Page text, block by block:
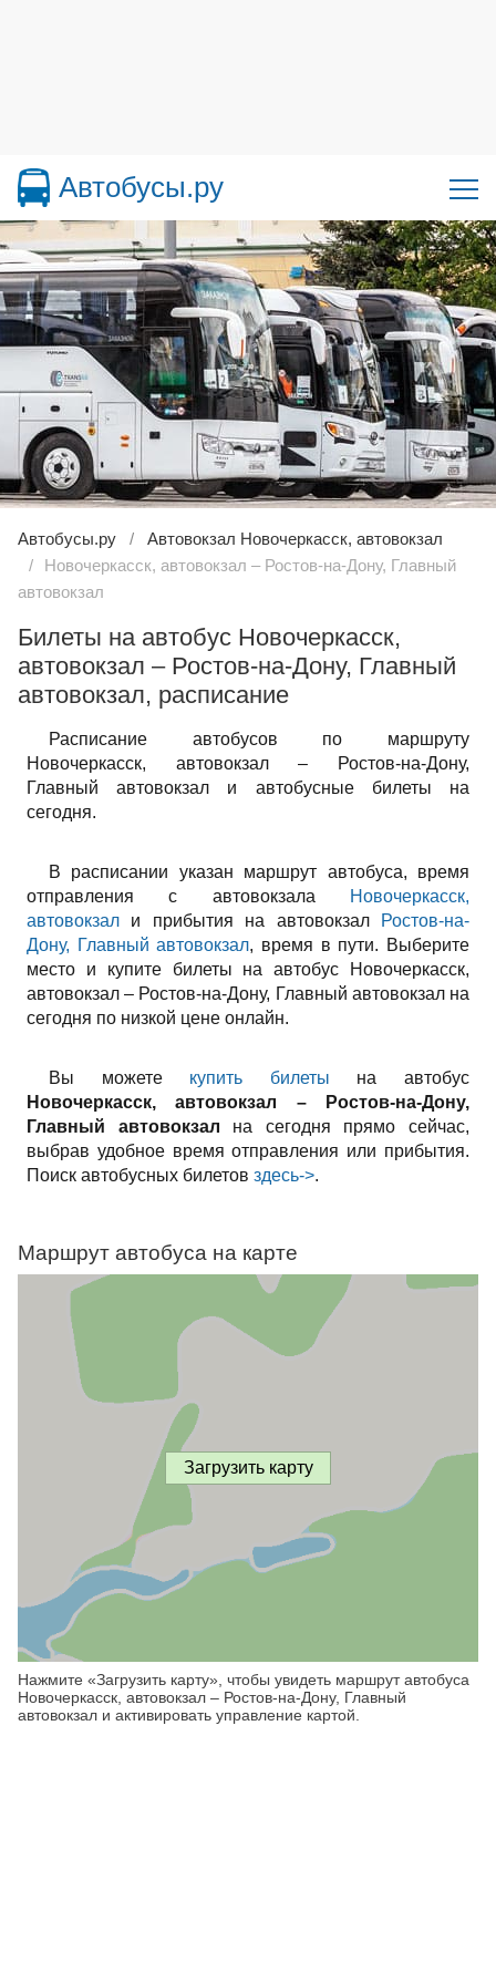
Автобусы.ру
Автобусы.ру
Автовокзал Новочеркасск, автовокзал
Новочеркасск, автовокзал – Ростов-на-Дону, Главный
автовокзал
Билеты на автобус Новочеркасск,
автовокзал – Ростов-на-Дону, Главный
автовокзал, расписание
Расписание автобусов по маршруту
Новочеркасск, автовокзал – Ростов-на-Дону,
Главный автовокзал и автобусные билеты на
сегодня.
В расписании указан маршрут автобуса, время
отправления с автовокзала
Новочеркасск,
автовокзал и прибытия на автовокзал
Ростов-на-
Дону, Главный автовокзал, время в пути. Выберите
место и купите билеты на автобус Новочеркасск,
автовокзал – Ростов-на-Дону, Главный автовокзал на
сегодня по низкой цене онлайн.
Вы можете купить билеты на автобус
Новочеркасск, автовокзал – Ростов-на-Дону,
Главный автовокзал на сегодня прямо сейчас,
выбрав удобное время отправления или прибытия.
Поиск автобусных билетов здесь->.
Маршрут автобуса на карте
Загрузить карту
Нажмите «Загрузить карту», чтобы увидеть маршрут автобуса
Новочеркасск, автовокзал – Ростов-на-Дону, Главный
автовокзал и активировать управление картой.